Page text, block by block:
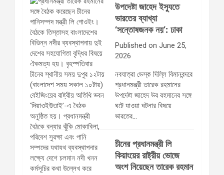
উপদেষ্টা জাহেদ ইস্যুতে
ভারতের ব্যাখ্যা
‘সন্তোষজনক নয়’: ঢাকা
Published on June 25,
2026
নবযাত্রা ডেস্ক দিল্লি বিমানবন্দরে
প্রধানমন্ত্রী তারেক রহমানের
উপদেষ্টা জাহেদ উর রহমানের সঙ্গে
ঘটে যাওয়া ঘটনার বিষয়ে
ভারতের…
চীনের প্রধানমন্ত্রী লি
কিয়াংয়ের রাষ্ট্রীয় ভোজে
অংশ নিয়েছেন তারেক রহমান